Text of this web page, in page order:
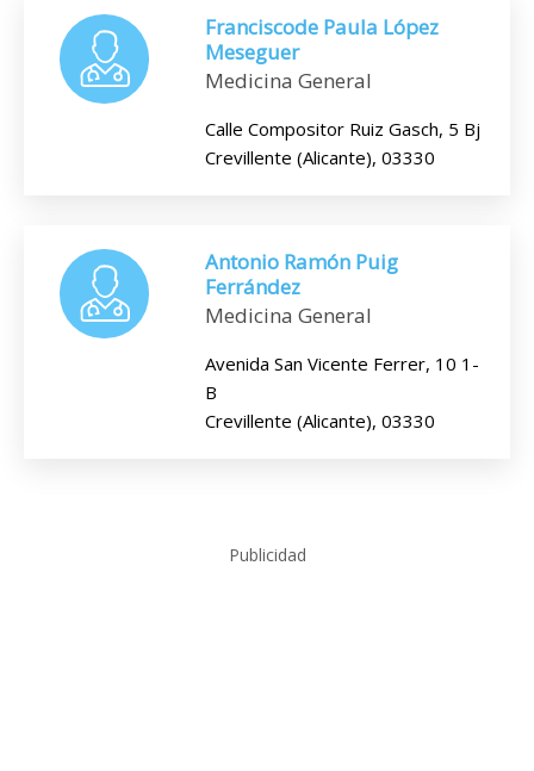
Franciscode Paula López
Meseguer
Medicina General
Calle Compositor Ruiz Gasch, 5 Bj
Crevillente (Alicante), 03330
Antonio Ramón Puig
Ferrández
Medicina General
Avenida San Vicente Ferrer, 10 1-
B
Crevillente (Alicante), 03330
Publicidad